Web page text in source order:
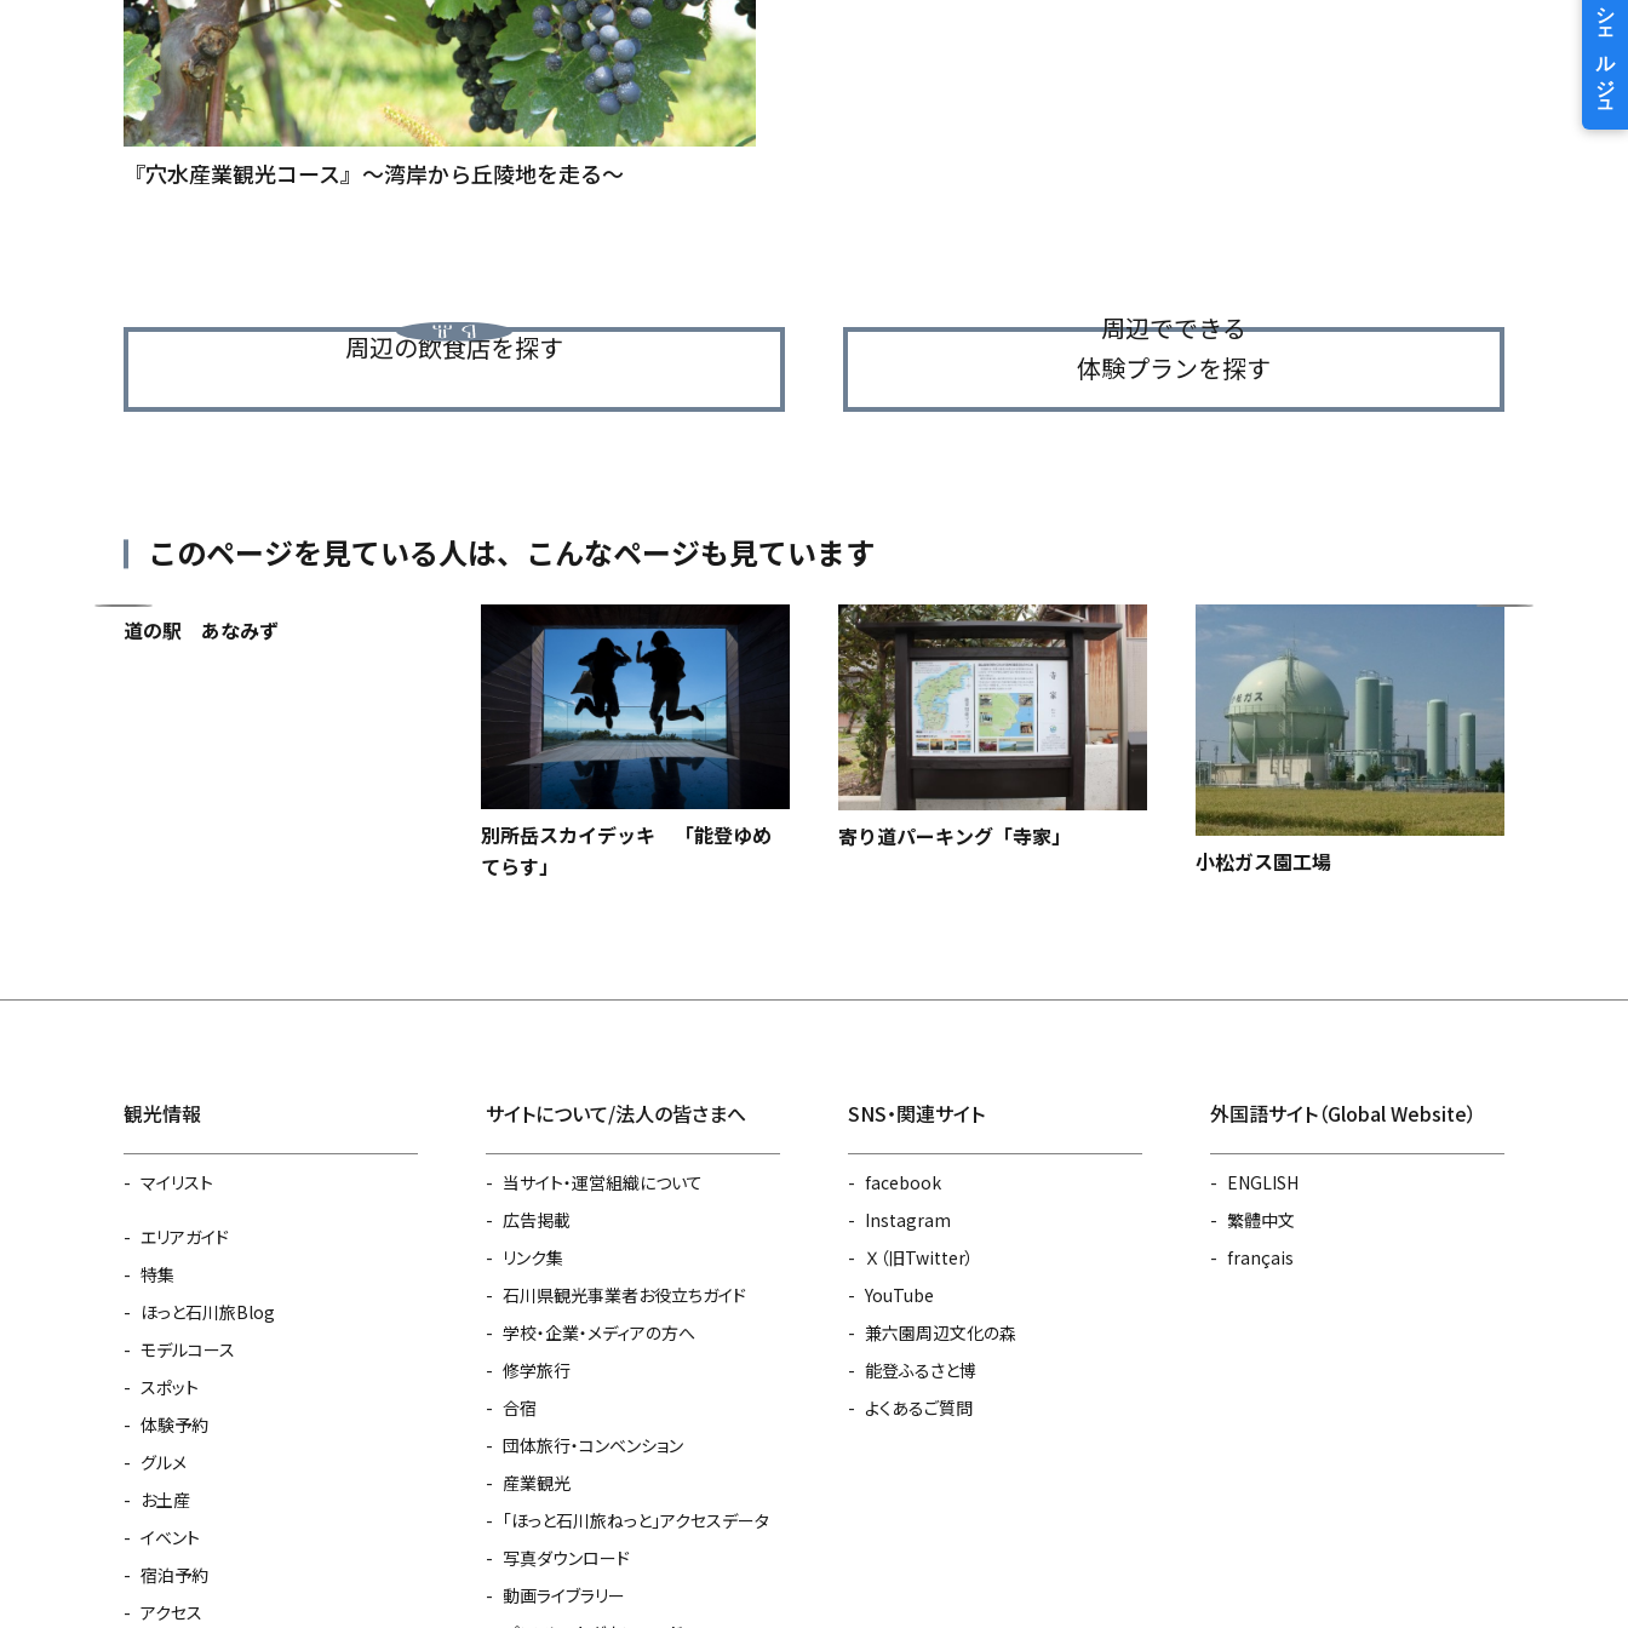
『穴水産業観光コース』～湾岸から丘陵地を走る～
周辺の飲食店を探す
周辺でできる
体験プランを探す
このページを見ている人は、 こんなページも見ています
道の駅 あなみず
別所岳スカイデッキ 「能登ゆめ
てらす」
寄り道パーキング「寺家」
小松ガス園工場
観光情報
マイリスト
エリアガイド
特集
ほっと石川旅Blog
モデルコース
スポット
体験予約
グルメ
お土産
イベント
宿泊予約
アクセス
サイトについて/法人の皆さまへ
当サイト・運営組織について
広告掲載
リンク集
石川県観光事業者お役立ちガイド
学校・企業・メディアの方へ
修学旅行
合宿
団体旅行・コンベンション
産業観光
「ほっと石川旅ねっと」アクセスデータ
写真ダウンロード
動画ライブラリー
SNS・関連サイト
facebook
Instagram
Ｘ（旧Twitter）
YouTube
兼六園周辺文化の森
能登ふるさと博
よくあるご質問
外国語サイト（Global Website）
ENGLISH
繁體中文
français